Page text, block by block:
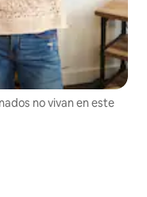
no vivan en este